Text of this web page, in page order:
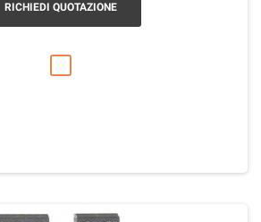
RICHIEDI QUOTAZIONE